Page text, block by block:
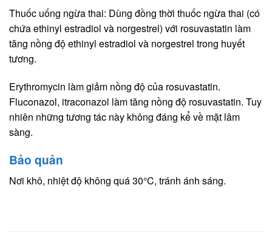
Thuốc uống ngừa thai: Dùng đồng thời thuốc ngừa thai (có
chứa ethinyl estradiol và norgestrel) với rosuvastatin làm
tăng nồng độ ethinyl estradiol và norgestrel trong huyết
tương.
Erythromycin làm giảm nồng độ của rosuvastatin.
Fluconazol, itraconazol làm tăng nồng độ rosuvastatin. Tuy
nhiên những tương tác này không đáng kể về mặt lâm
sàng.
Bảo quản
Nơi khô, nhiệt độ không quá 30°C, tránh ánh sáng.